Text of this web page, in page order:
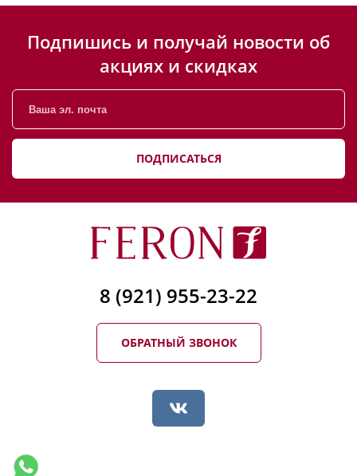
Подпишись и получай новости об
акциях и скидках
ПОДПИСАТЬСЯ
8 (921) 955-23-22
ОБРАТНЫЙ ЗВОНОК